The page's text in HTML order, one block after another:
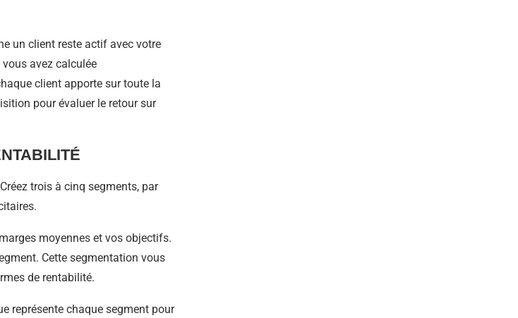
un client reste actif avec votre
avez calculée
client apporte sur toute la
pour évaluer le retour sur
trois à cinq segments, par
moyennes et vos objectifs.
Cette segmentation vous
de rentabilité.
représente chaque segment pour